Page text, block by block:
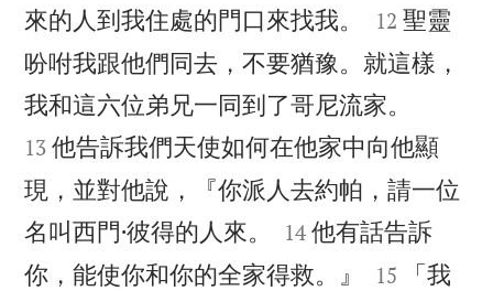
來的人到我住處的門口來找我。


12 聖靈
吩咐我跟他們同去，不要猶豫。就這樣，
我和這六位弟兄一同到了哥尼流家。
13 他告訴我們天使如何在他家中向他顯
現，並對他說，『你派人去約帕，請一位
名叫西門·彼得的人來。


14 他有話告訴
你，能使你和你的全家得救。』


15
「我